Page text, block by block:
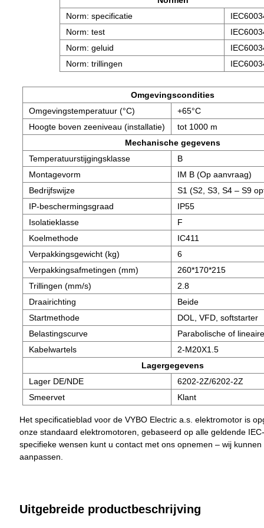
Norm: specificatie
Norm: test
Norm: geluid
Norm: trillingen
Omgevingscondities
Omgevingstemperatuur (°C)
+65°C
Hoogte boven zeeniveau (installatie)
tot 1000 m
Mechanische gegevens
Temperatuurstijgingsklasse
B
Montagevorm
IM B (Op aanvraag)
Bedrijfswijze
S1 (S2, S3, S4 – S9
IP-beschermingsgraad
IP55
Isolatieklasse
F
Koelmethode
IC411
Verpakkingsgewicht (kg)
6
Verpakkingsafmetingen (mm)
260*170*215
Trillingen (mm/s)
2.8
Draairichting
Beide
Startmethode
DOL, VFD, softstarter
Belastingscurve
Parabolische of
Kabelwartels
2-M20X1.5
Lagergegevens
Lager DE/NDE
6202-2Z/6202-2Z
Smeervet
Klant
Het specificatieblad voor de VYBO Electric a.s. elektromotor is
onze standaard elektromotoren, gebaseerd op alle geldende
specifieke wensen kunt u contact met ons opnemen – wij
aanpassen.
Uitgebreide productbeschrijving